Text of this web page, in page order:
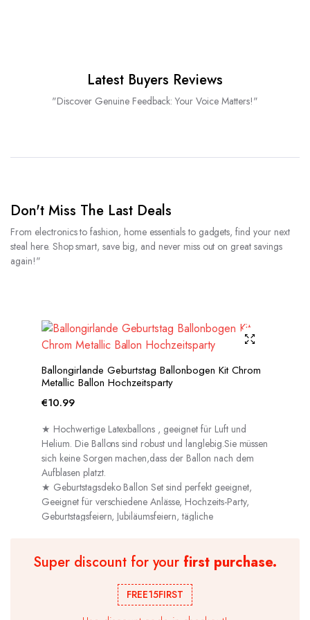
Latest Buyers Reviews
"Discover Genuine Feedback: Your Voice Matters!"
Don't Miss The Last Deals
From electronics to fashion, home essentials to gadgets, find your next
steal here. Shop smart, save big, and never miss out on great savings
again!"
Ballongirlande Geburtstag Ballonbogen Kit Chrom
Metallic Ballon Hochzeitsparty
€10.99
★ Hochwertige Latexballons , geeignet für Luft und
Helium. Die Ballons sind robust und langlebig.Sie müssen
sich keine Sorgen machen,dass der Ballon nach dem
Aufblasen platzt.
★ Geburtstagsdeko Ballon Set sind perfekt geeignet,
Geeignet für verschiedene Anlässe, Hochzeits-Party,
Geburtstagsfeiern, Jubiläumsfeiern, tägliche
Super discount for yourfirst purchase.
FREE15FIRST